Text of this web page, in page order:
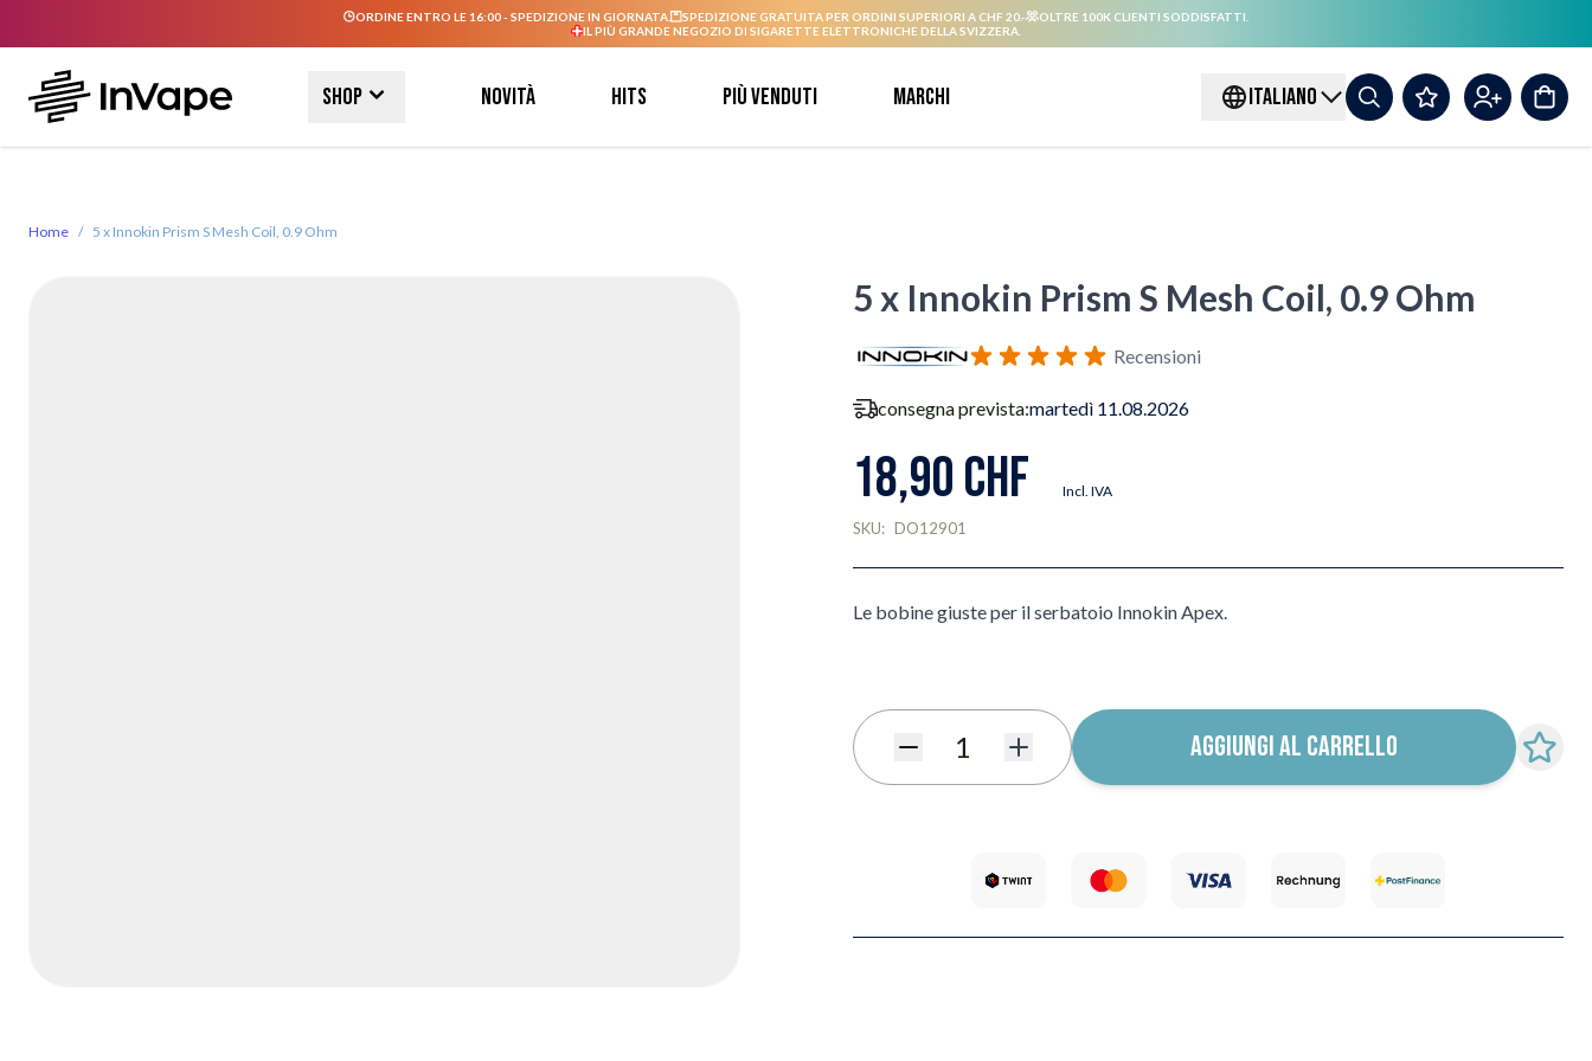
ORDINE ENTRO LE 16:00 - SPEDIZIONE IN GIORNATA. SPEDIZIONE GRATUITA PER ORDINI SUPERIORI A CHF 20.-
OLTRE 100K CLIENTI SODDISFATTI.
IL PIÙ GRANDE NEGOZIO DI SIGARETTE ELETTRONICHE DELLA SVIZZERA.
Shop Novità Hits Più venduti Marchi ITALIANO
Home / 5 x Innokin Prism S Mesh Coil, 0.9 Ohm
5 x Innokin Prism S Mesh Coil, 0.9 Ohm
Recensioni
consegna prevista:martedì 11.08.2026
18,90 CHF Incl. IVA
SKU: DO12901
Le bobine giuste per il serbatoio Innokin Apex.
Quantità AGGIUNGI AL CARRELLO